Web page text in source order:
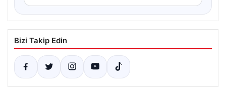
Bizi Takip Edin